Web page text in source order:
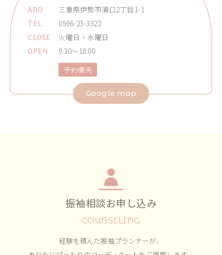
ADD
三重県伊勢市浦口2丁目1-1
TEL
0596-23-3322
CLOSE
火曜日・水曜日
OPEN
9:30～18:00
予約優先
Google map
振袖相談お申し込み
COUNSELING
経験を積んだ振袖プランナーが、